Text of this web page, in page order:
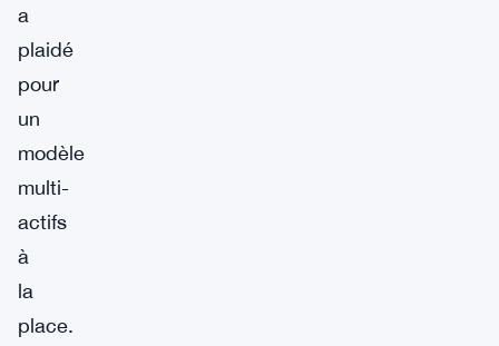
a
plaidé
pour
un
modèle
multi-
actifs
à
la
place.